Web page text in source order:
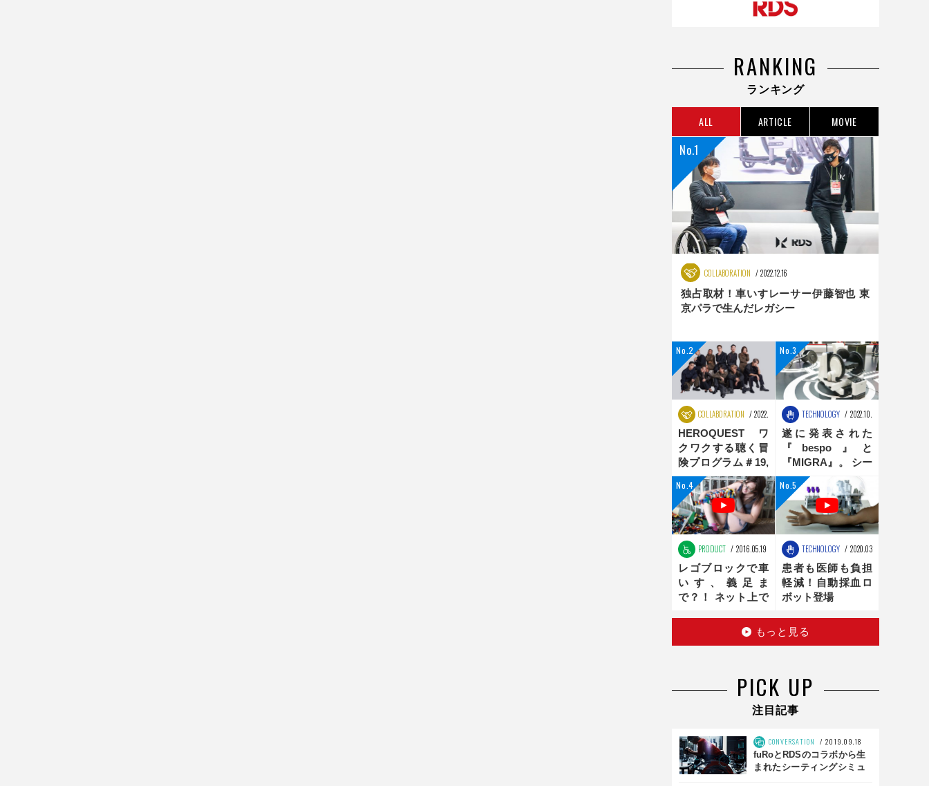
RANKING
ランキング
ALL ARTICLE MOVIE
COLLABORATION 2022.12.16
独占取材！車いすレーサー伊藤智也 東
京パラで生んだレガシー
COLLABORATION 2022.08.25
HEROQUEST ワ
クワクする聴く冒
険プログラム＃19,
＃20 ダンス編
TECHNOLOGY 2022.10.31
遂に発表された
『bespo』と
『MIGRA』。 シー
ティングポジショ
ンの最適化は、新
時代へ
PRODUCT 2016.05.19
レゴブロックで車
いす、義足ま
で？！ ネット上で
TECHNOLOGY 2020.03.16
患者も医師も負担
軽減！自動採血ロ
ボット登場
もっと見る
PICK UP
注目記事
CONVERSATION
2019.09.18
fuRoとRDSのコラボから生
まれたシーティングシミュ